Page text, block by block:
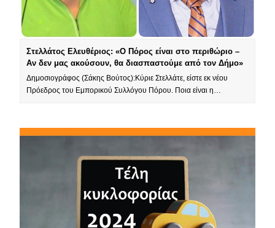
Στελλάτος Ελευθέριος: «Ο Πόρος είναι στο περιθώριο –
Αν δεν μας ακούσουν, θα διασπαστούμε από τον Δήμο»
Δημοσιογράφος (Σάκης Βούτος):Κύριε Στελλάτε, είστε εκ νέου
Πρόεδρος του Εμπορικού Συλλόγου Πόρου. Ποια είναι η…